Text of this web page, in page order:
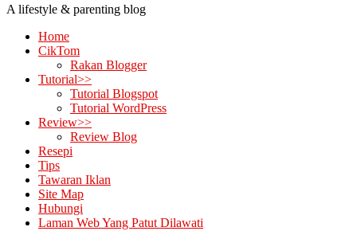
A lifestyle & parenting blog
Home
CikTom
Rakan Blogger
Tutorial>>
Tutorial Blogspot
Tutorial WordPress
Review>>
Review Blog
Resepi
Tips
Tawaran Iklan
Site Map
Hubungi
Laman Web Yang Patut Dilawati